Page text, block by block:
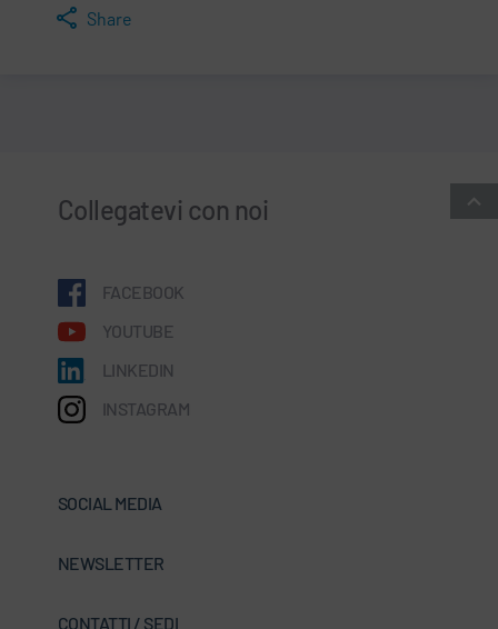
Share
Collegatevi con noi
FACEBOOK
YOUTUBE
LINKEDIN
INSTAGRAM
SOCIAL MEDIA
NEWSLETTER
CONTATTI / SEDI